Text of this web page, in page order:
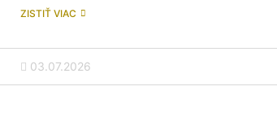
ZISTIŤ VIAC
03.07.2026